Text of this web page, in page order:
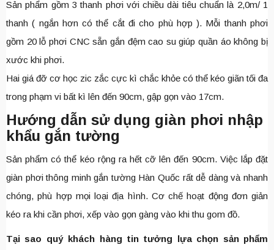
Sản phẩm gồm 3 thanh phơi với chiều dài tiêu chuẩn là 2,0m/ 1
thanh ( ngắn hơn có thể cắt đi cho phù hợp ). Mỗi thanh phơi
gồm 20 lỗ phơi CNC sẵn gắn đệm cao su giúp quần áo không bị
xước khi phơi.
Hai giá đỡ cơ học zic zắc cực kì chắc khỏe có thể kéo giãn tối đa
trong phạm vi bất kì lên đến 90cm, gập gọn vào 17cm.
Hướng dẫn sử dụng giàn phơi nhập
khẩu gắn tường
Sản phẩm có thể kéo rộng ra hết cỡ lên đến 90cm. Việc lắp đặt
giàn phơi thông minh gắn tường Hàn Quốc rất dễ dàng và nhanh
chóng, phù hợp mọi loại địa hình. Cơ chế hoạt động đơn giản
kéo ra khi cần phơi, xếp vào gọn gàng vào khi thu gom đồ.
Tại sao quý khách hàng tin tưởng lựa chọn sản phẩm